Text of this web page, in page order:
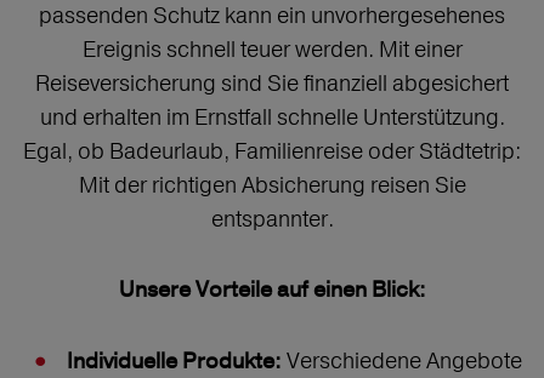
passenden Schutz kann ein unvorhergesehenes
Ereignis schnell teuer werden. Mit einer
Reiseversicherung sind Sie finanziell abgesichert
und erhalten im Ernstfall schnelle Unterstützung.
Egal, ob Badeurlaub, Familienreise oder Städtetrip:
Mit der richtigen Absicherung reisen Sie
entspannter.
Unsere Vorteile auf einen Blick:
Individuelle Produkte: Verschiedene Angebote